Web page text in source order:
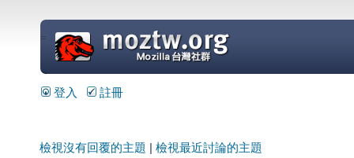
=
登入 註冊
檢視沒有回覆的主題 檢視最近討論的主題